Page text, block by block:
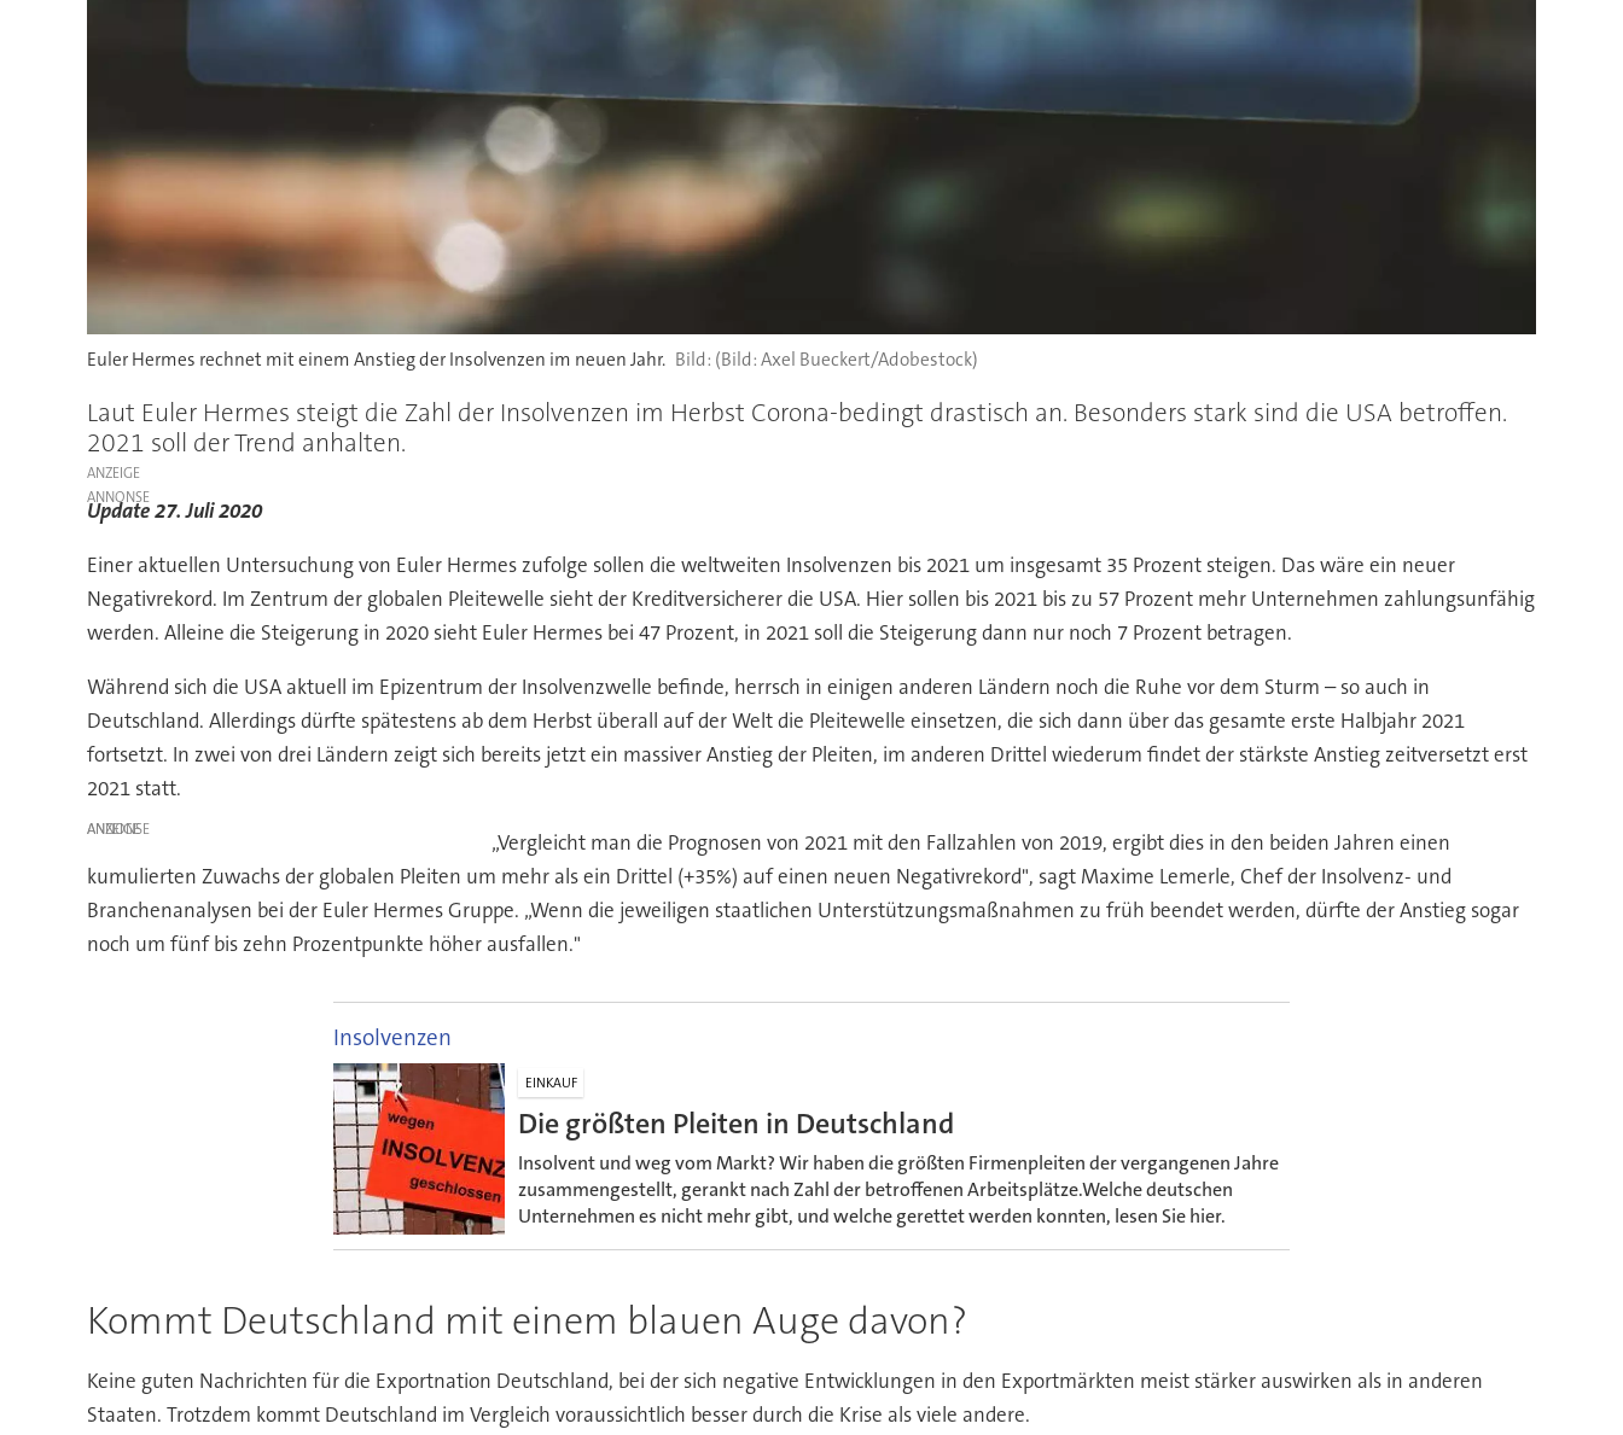
Euler Hermes rechnet mit einem Anstieg der Insolvenzen im neuen Jahr. (Bild: Axel Bueckert/Adobestock)
Laut Euler Hermes steigt die Zahl der Insolvenzen im Herbst Corona-bedingt drastisch an. Besonders stark sind die USA betroffen.
2021 soll der Trend anhalten.
ANZEIGE
Update 27. Juli 2020
Einer aktuellen Untersuchung von Euler Hermes zufolge sollen die weltweiten Insolvenzen bis 2021 um insgesamt 35 Prozent steigen. Das wäre ein neuer
Negativrekord. Im Zentrum der globalen Pleitewelle sieht der Kreditversicherer die USA. Hier sollen bis 2021 bis zu 57 Prozent mehr Unternehmen zahlungsunfähig
werden. Alleine die Steigerung in 2020 sieht Euler Hermes bei 47 Prozent, in 2021 soll die Steigerung dann nur noch 7 Prozent betragen.
Während sich die USA aktuell im Epizentrum der Insolvenzwelle befinde, herrsch in einigen anderen Ländern noch die Ruhe vor dem Sturm – so auch in
Deutschland. Allerdings dürfte spätestens ab dem Herbst überall auf der Welt die Pleitewelle einsetzen, die sich dann über das gesamte erste Halbjahr 2021
fortsetzt. In zwei von drei Ländern zeigt sich bereits jetzt ein massiver Anstieg der Pleiten, im anderen Drittel wiederum findet der stärkste Anstieg zeitversetzt erst
2021 statt.
ANZEIGE
„Vergleicht man die Prognosen von 2021 mit den Fallzahlen von 2019, ergibt dies in den beiden Jahren einen
kumulierten Zuwachs der globalen Pleiten um mehr als ein Drittel (+35%) auf einen neuen Negativrekord", sagt Maxime Lemerle, Chef der Insolvenz- und
Branchenanalysen bei der Euler Hermes Gruppe. „Wenn die jeweiligen staatlichen Unterstützungsmaßnahmen zu früh beendet werden, dürfte der Anstieg sogar
noch um fünf bis zehn Prozentpunkte höher ausfallen."
Insolvenzen
EINKAUF
Die größten Pleiten in Deutschland
Insolvent und weg vom Markt? Wir haben die größten Firmenpleiten der vergangenen Jahre
zusammengestellt, gerankt nach Zahl der betroffenen Arbeitsplätze.Welche deutschen
Unternehmen es nicht mehr gibt, und welche gerettet werden konnten, lesen Sie hier.
Kommt Deutschland mit einem blauen Auge davon?
Keine guten Nachrichten für die Exportnation Deutschland, bei der sich negative Entwicklungen in den Exportmärkten meist stärker auswirken als in anderen
Staaten. Trotzdem kommt Deutschland im Vergleich voraussichtlich besser durch die Krise als viele andere.